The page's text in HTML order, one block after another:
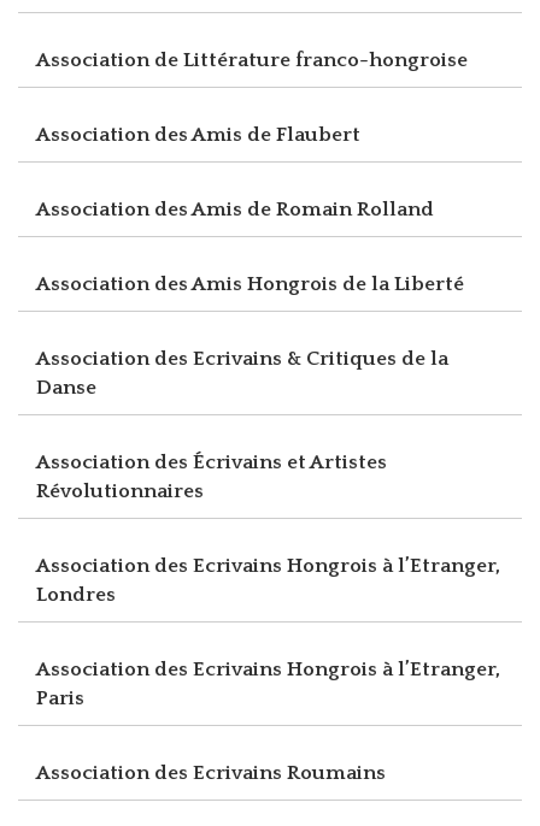
Association de Littérature franco-hongroise
Association des Amis de Flaubert
Association des Amis de Romain Rolland
Association des Amis Hongrois de la Liberté
Association des Ecrivains & Critiques de la
Danse
Association des Écrivains et Artistes
Révolutionnaires
Association des Ecrivains Hongrois à l’Etranger,
Londres
Association des Ecrivains Hongrois à l’Etranger,
Paris
Association des Ecrivains Roumains